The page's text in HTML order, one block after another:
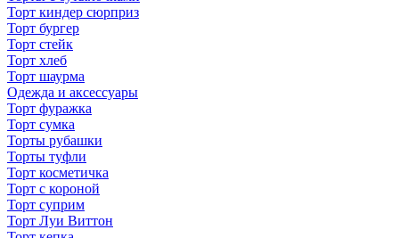
Торт киндер сюрприз
Торт бургер
Торт стейк
Торт хлеб
Торт шаурма
Одежда и аксессуары
Торт фуражка
Торт сумка
Торты рубашки
Торты туфли
Торт косметичка
Торт с короной
Торт суприм
Торт Луи Виттон